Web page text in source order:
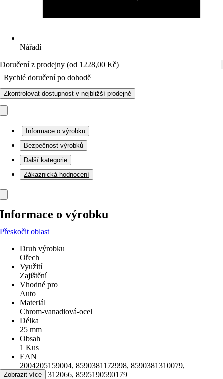
Nářadí
Doručení z prodejny (od 1228,00 Kč)
Rychlé doručení po dohodě
Zkontrolovat dostupnost v nejbližší prodejně
Informace o výrobku
Bezpečnost výrobků
Další kategorie
Zákaznická hodnocení
Informace o výrobku
Přeskočit oblast
Druh výrobku
Ořech
Využití
Zajištění
Vhodné pro
Auto
Materiál
Chrom-vanadiová-ocel
Délka
25 mm
Obsah
1 Kus
EAN
2004205159004, 8590381172998, 8590381310079,
8590381312066, 8595190590179
Zobrazit více